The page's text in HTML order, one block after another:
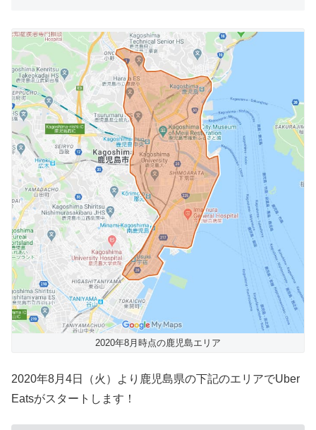
2020年8月時点の鹿児島エリア
2020年8月4日（火）より鹿児島県の下記のエリアでUber
Eatsがスタートします！